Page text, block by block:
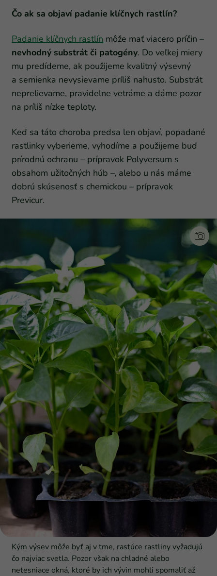
Čo ak sa objaví padanie klíčnych rastlín?
Padanie klíčnych rastlín môže mať viacero príčin –
nevhodný substrát či patogény. Do veľkej miery
mu predídeme, ak použijeme kvalitný výsevný
a semienka nevysievame príliš nahusto. Substrát
neprelievame, pravidelne vetráme a dáme pozor
na príliš nízke teploty.
Keď sa táto choroba predsa len objaví, popadané
rastlinky vyberieme, vyhodíme a použijeme buď
prírodnú ochranu – prípravok Polyversum s
obsahom užitočných húb –, alebo u nás máme
dobrú skúsenosť s chemickou – prípravok
Previcur.
Kým výsev môže byť aj v tme, rastúce rastliny vyžadujú
čo najviac svetla. Pozor však na chladné alebo
netesniace okná, ktoré by ich vývin mohli spomaliť až